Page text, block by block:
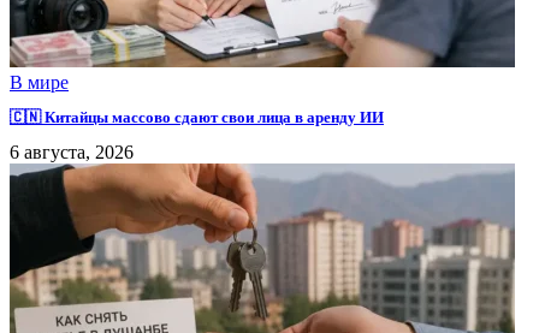
В мире
🇨🇳 Китайцы массово сдают свои лица в аренду ИИ
6 августа, 2026